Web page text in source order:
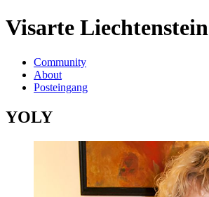
Visarte Liechtenstein
Community
About
Posteingang
YOLY